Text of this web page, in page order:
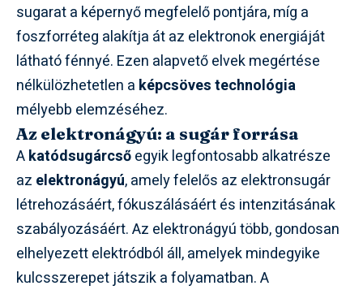
sugarat a képernyő megfelelő pontjára, míg a
foszforréteg alakítja át az elektronok energiáját
látható fénnyé. Ezen alapvető elvek megértése
nélkülözhetetlen a képcsöves technológia
mélyebb elemzéséhez.
Az elektronágyú: a sugár forrása
Akatódsugárcsőegyik legfontosabb alkatrésze
az elektronágyú, amely felelős az elektronsugár
létrehozásáért, fókuszálásáért és intenzitásának
szabályozásáért. Az elektronágyú több, gondosan
elhelyezett elektródból áll, amelyek mindegyike
kulcsszerepet játszik a folyamatban. A